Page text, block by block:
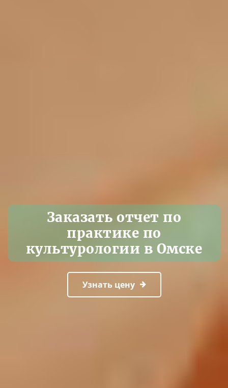
Заказать отчет по
практике по
культурологии в Омске
Узнать цену